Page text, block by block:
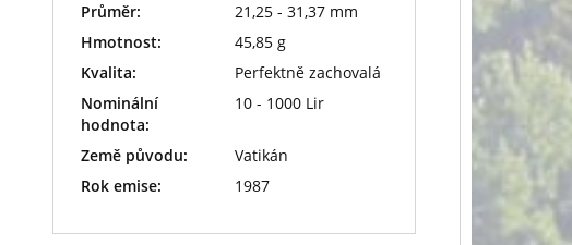
Průměr:
21,25 - 31,37 mm
Hmotnost:
45,85 g
Kvalita:
Perfektně zachovalá
Nominální
hodnota:
10 - 1000 Lir
Země původu:
Vatikán
Rok emise:
1987